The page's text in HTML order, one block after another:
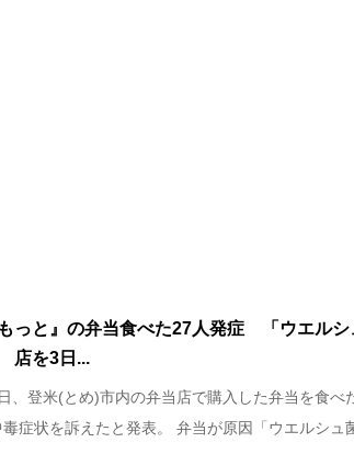
もっと』の弁当食べた27人発症 「ウエルシ
店を3日...
、登米(とめ)市内の弁当店で購入した弁当を食べ
毒症状を訴えたと発表。 弁当が原因「ウエルシュ